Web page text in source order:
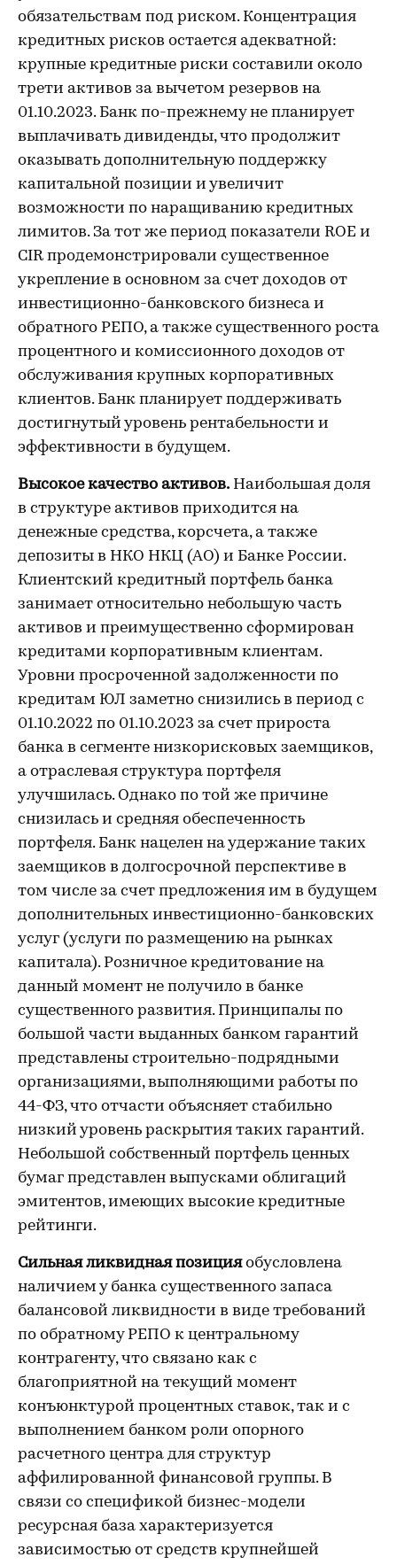
обязательствам под риском. Концентрация
кредитных рисков остается адекватной:
крупные кредитные риски составили около
трети активов за вычетом резервов на
01.10.2023. Банк по-прежнему не планирует
выплачивать дивиденды, что продолжит
оказывать дополнительную поддержку
капитальной позиции и увеличит
возможности по наращиванию кредитных
лимитов. За тот же период показатели ROE и
CIR продемонстрировали существенное
укрепление в основном за счет доходов от
инвестиционно-банковского бизнеса и
обратного РЕПО, а также существенного роста
процентного и комиссионного доходов от
обслуживания крупных корпоративных
клиентов. Банк планирует поддерживать
достигнутый уровень рентабельности и
эффективности в будущем.
Высокое качество активов. Наибольшая доля
в структуре активов приходится на
денежные средства, корсчета, а также
депозиты в НКО НКЦ (АО) и Банке России.
Клиентский кредитный портфель банка
занимает относительно небольшую часть
активов и преимущественно сформирован
кредитами корпоративным клиентам.
Уровни просроченной задолженности по
кредитам ЮЛ заметно снизились в период с
01.10.2022 по 01.10.2023 за счет прироста
банка в сегменте низкорисковых заемщиков,
а отраслевая структура портфеля
улучшилась. Однако по той же причине
снизилась и средняя обеспеченность
портфеля. Банк нацелен на удержание таких
заемщиков в долгосрочной перспективе в
том числе за счет предложения им в будущем
дополнительных инвестиционно-банковских
услуг (услуги по размещению на рынках
капитала). Розничное кредитование на
данный момент не получило в банке
существенного развития. Принципалы по
большой части выданных банком гарантий
представлены строительно-подрядными
организациями, выполняющими работы по
44-ФЗ, что отчасти объясняет стабильно
низкий уровень раскрытия таких гарантий.
Небольшой собственный портфель ценных
бумаг представлен выпусками облигаций
эмитентов, имеющих высокие кредитные
рейтинги.
Сильная ликвидная позицияобусловлена
наличием у банка существенного запаса
балансовой ликвидности в виде требований
по обратному РЕПО к центральному
контрагенту, что связано как с
благоприятной на текущий момент
конъюнктурой процентных ставок, так и с
выполнением банком роли опорного
расчетного центра для структур
аффилированной финансовой группы. В
связи со спецификой бизнес-модели
ресурсная база характеризуется
зависимостью от средств крупнейшей